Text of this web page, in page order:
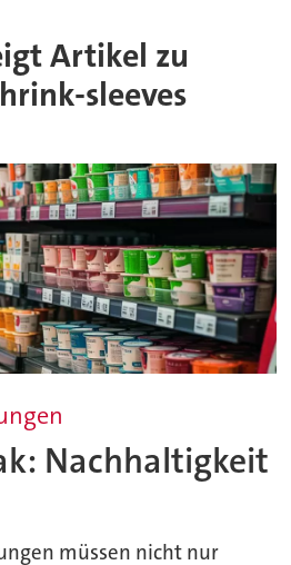
Artikel zu
sleeves
Nachhaltigkeit
müssen nicht nur